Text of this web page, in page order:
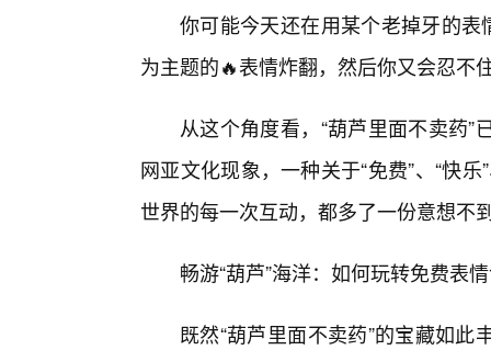
你可能今天还在用某个老掉牙的表
为主题的🔥表情炸翻，然后你又会忍不
从这个角度看，“葫芦里面不卖药
网亚文化现象，一种关于“免费”、“快
世界的每一次互动，都多了一份意想不
畅游“葫芦”海洋：如何玩转免费表
既然“葫芦里面不卖药”的宝藏如